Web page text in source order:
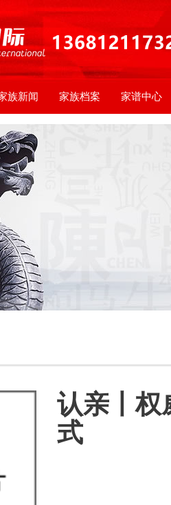
族新闻 家族档案 家谱中心
认亲丨权
式